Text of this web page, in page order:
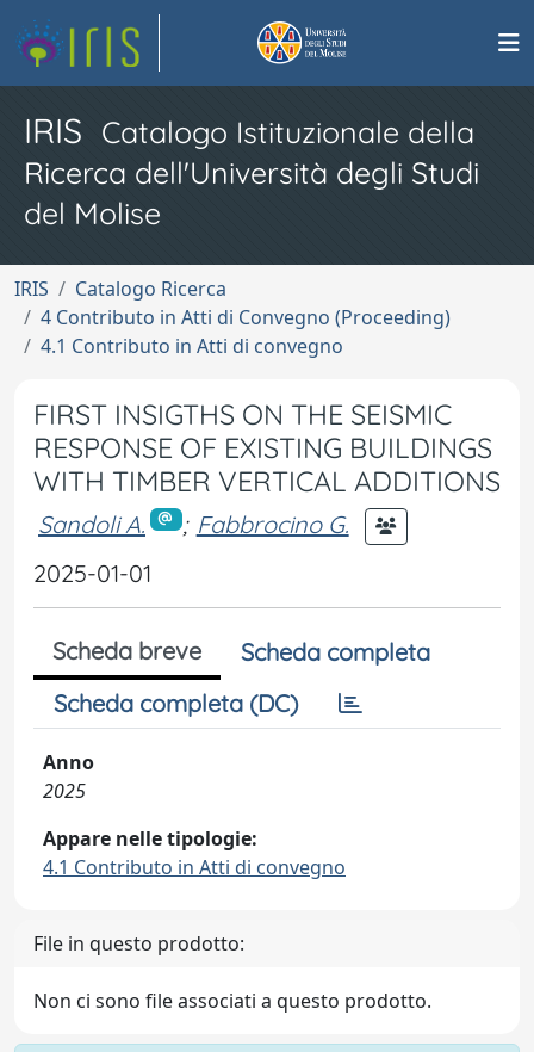
IRIS Catalogo Istituzionale della
Ricerca dell'Università degli Studi
del Molise
IRIS
Catalogo Ricerca
4 Contributo in Atti di Convegno (Proceeding)
4.1 Contributo in Atti di convegno
FIRST INSIGTHS ON THE SEISMIC
RESPONSE OF EXISTING BUILDINGS
WITH TIMBER VERTICAL ADDITIONS
Sandoli A. ; Fabbrocino G.
2025-01-01
Scheda breve
Scheda completa
Scheda completa (DC)
Anno
2025
Appare nelle tipologie:
4.1 Contributo in Atti di convegno
File in questo prodotto:
Non ci sono file associati a questo prodotto.